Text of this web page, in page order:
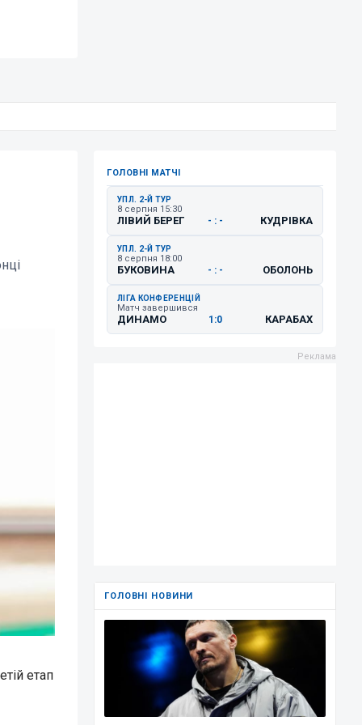
етап
ГОЛОВНІ МАТЧІ
УПЛ. 2-Й ТУР
8 серпня 15:30
ЛІВИЙ БЕРЕГ - : - КУДРІВКА
УПЛ. 2-Й ТУР
8 серпня 18:00
БУКОВИНА - : - ОБОЛОНЬ
ЛІГА КОНФЕРЕНЦІЙ
Матч завершився
ДИНАМО 1:0 КАРАБАХ
ГОЛОВНІ НОВИНИ